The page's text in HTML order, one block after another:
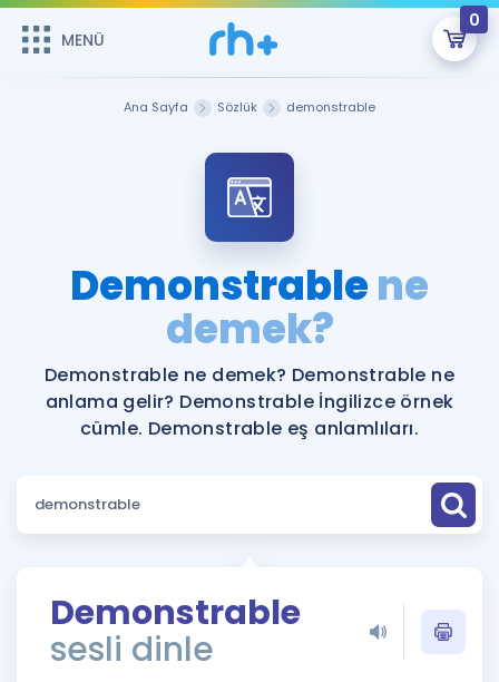
MENÜ
0
Şifremi Hatırlamıyorum
Sepetin Şu An Boş.
Remzi Hoca ile seni sınava hazırlayacak onlarca eğitim seni
bekliyor!
MENÜ
Katılımcı Görüşleri
Faydalı Araçlar
Ücretsiz Kaynaklar
ÖSYM Sınav Takvimi
Kampanyalar
İngilizce Gramer
Ana Sayfa Sözlük demonstrable
Demonstrablene
demek?
Demonstrable ne demek? Demonstrable ne
anlama gelir? Demonstrable İngilizce örnek
cümle. Demonstrable eş anlamlıları.
Demonstrable
sesli dinle